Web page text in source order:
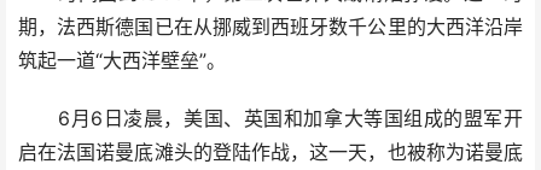
期，法西斯德国已在从挪威到西班牙数千公里的大西洋沿岸
筑起一道“大西洋壁垒”。
6月6日凌晨，美国、英国和加拿大等国组成的盟军开
启在法国诺曼底滩头的登陆作战，这一天，也被称为诺曼底